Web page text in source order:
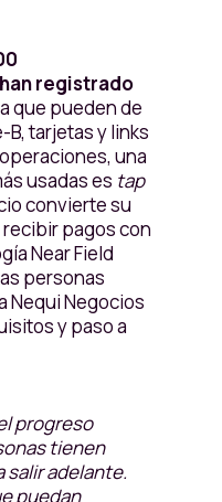
registrado
que pueden de
B, tarjetas y links
una
usadas es tap
convierte su
pagos con
Near Field
personas
Nequi Negocios
y paso a
progreso
tienen
salir adelante.
puedan